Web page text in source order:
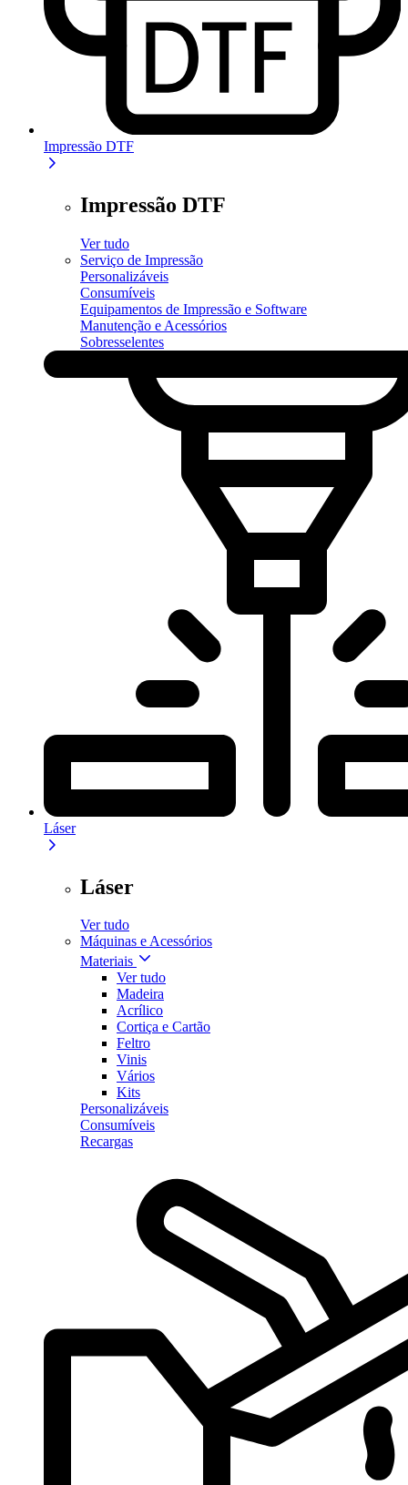
Impressão DTF
Impressão DTF
Ver tudo
Serviço de Impressão
Personalizáveis
Consumíveis
Equipamentos de Impressão e Software
Manutenção e Acessórios
Sobresselentes
Láser
Láser
Ver tudo
Máquinas e Acessórios
Materiais
Ver tudo
Madeira
Acrílico
Cortiça e Cartão
Feltro
Vinis
Vários
Kits
Personalizáveis
Consumíveis
Recargas